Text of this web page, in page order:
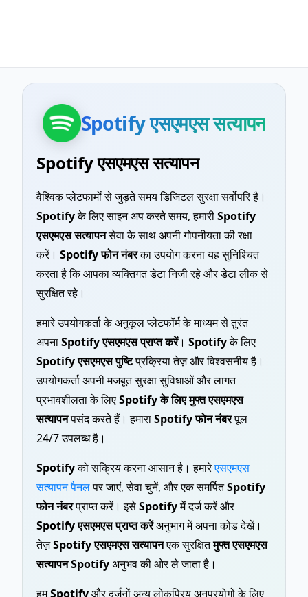
Spotify एसएमएस सत्यापन
Spotify एसएमएस सत्यापन
वैश्विक प्लेटफार्मों से जुड़ते समय डिजिटल सुरक्षा सर्वोपरि है।
Spotifyके लिए साइन अप करते समय, हमारीSpotify
एसएमएस सत्यापनसेवा के साथ अपनी गोपनीयता की रक्षा
करें। Spotify फोन नंबरका उपयोग करना यह सुनिश्चित
करता है कि आपका व्यक्तिगत डेटा निजी रहे और डेटा लीक से
सुरक्षित रहे।
हमारे उपयोगकर्ता के अनुकूल प्लेटफॉर्म के माध्यम से तुरंत
अपनाSpotify एसएमएस प्राप्त करें। Spotifyके लिए
Spotify एसएमएस पुष्टिप्रक्रिया तेज़ और विश्वसनीय है।
उपयोगकर्ता अपनी मजबूत सुरक्षा सुविधाओं और लागत
प्रभावशीलता के लिएSpotify के लिए मुफ्त एसएमएस
सत्यापनपसंद करते हैं। हमाराSpotify फोन नंबरपूल
24/7 उपलब्ध है।
Spotifyको सक्रिय करना आसान है। हमारेएसएमएस
सत्यापन पैनलपर जाएं, सेवा चुनें, और एक समर्पितSpotify
फोन नंबरप्राप्त करें। इसेSpotifyमें दर्ज करें और
Spotify एसएमएस प्राप्त करेंअनुभाग में अपना कोड देखें।
तेज़Spotify एसएमएस सत्यापनएक सुरक्षितमुफ्त एसएमएस
सत्यापन Spotifyअनुभव की ओर ले जाता है।
हमSpotifyऔर दर्जनों अन्य लोकप्रिय अनुप्रयोगों के लिए